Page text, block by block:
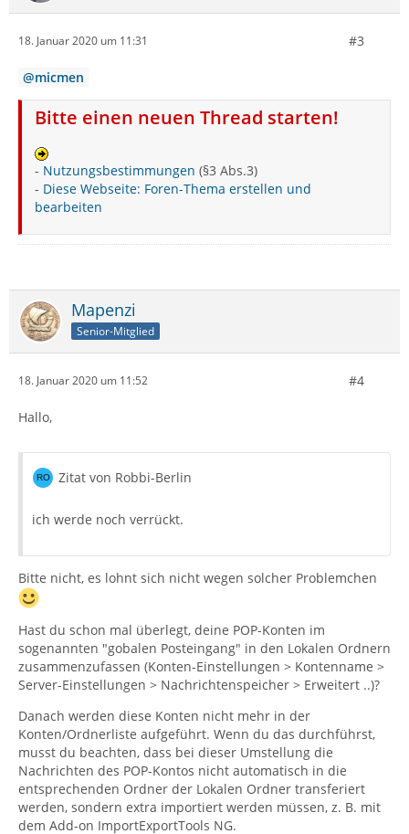
18. Januar 2020 um 11:31 #3
micmen
Bitte einen neuen Thread starten!
- Nutzungsbestimmungen (§3 Abs.3)
- Diese Webseite: Foren-Thema erstellen und
bearbeiten
Mapenzi
Senior-Mitglied
18. Januar 2020 um 11:52 #4
Hallo,
Zitat von Robbi-Berlin
ich werde noch verrückt.
Bitte nicht, es lohnt sich nicht wegen solcher Problemchen
Hast du schon mal überlegt, deine POP-Konten im
sogenannten "gobalen Posteingang" in den Lokalen Ordnern
zusammenzufassen (Konten-Einstellungen > Kontenname >
Server-Einstellungen > Nachrichtenspeicher > Erweitert ..)?
Danach werden diese Konten nicht mehr in der
Konten/Ordnerliste aufgeführt. Wenn du das durchführst,
musst du beachten, dass bei dieser Umstellung die
Nachrichten des POP-Kontos nicht automatisch in die
entsprechenden Ordner der Lokalen Ordner transferiert
werden, sondern extra importiert werden müssen, z. B. mit
dem Add-on ImportExportTools NG.